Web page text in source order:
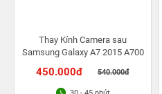
Thay Kính Camera sau
Samsung Galaxy A7 2015 A700
450.000đ 540.000đ